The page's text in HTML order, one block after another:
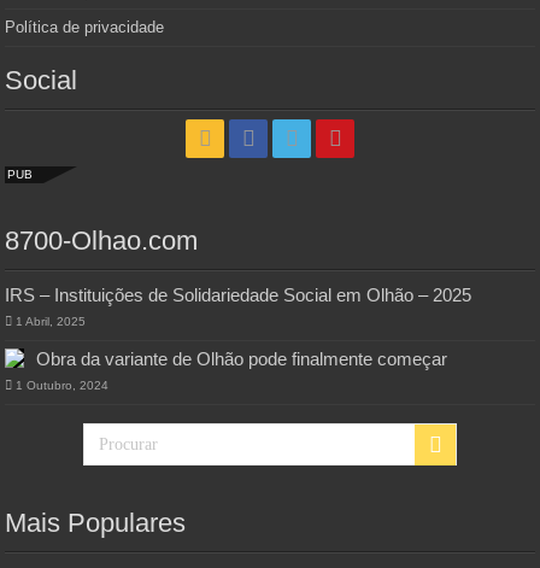
Política de privacidade
Social
PUB
8700-Olhao.com
IRS – Instituições de Solidariedade Social em Olhão – 2025
1 Abril, 2025
Obra da variante de Olhão pode finalmente começar
1 Outubro, 2024
Mais Populares